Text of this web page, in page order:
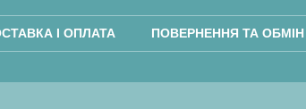
І ОПЛАТА ПОВЕРНЕННЯ ТА ОБМІН